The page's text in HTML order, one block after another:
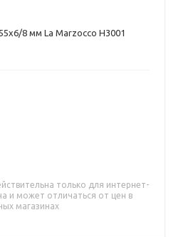
8 мм La Marzocco H3001
только для интернет-
и может отличаться от цен в
магазинах